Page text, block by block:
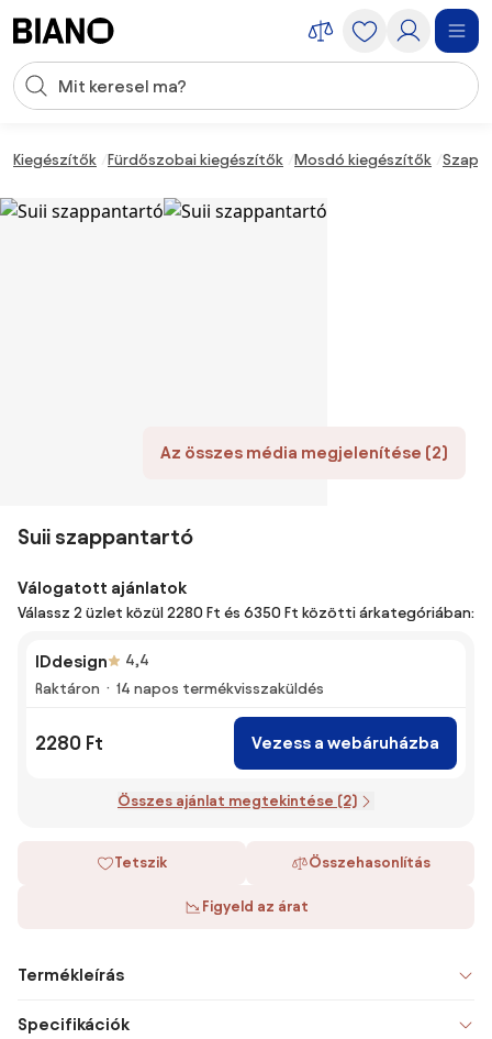
Keresési bevitel
Kiegészítők Fürdőszobai kiegészítők Mosdó kiegészítők
Az összes média megjelenítése (2)
Suii szappantartó
Válogatott ajánlatok
Válassz 2 üzlet közül 2280 Ft és 6350 Ft közötti árkategóriában:
IDdesign
4,4
Raktáron
14 napos termékvisszaküldés
2280 Ft Vezess a webáruházba
Összes ajánlat megtekintése (2)
Tetszik Összehasonlítás
Figyeld az árat
Termékleírás
Specifikációk